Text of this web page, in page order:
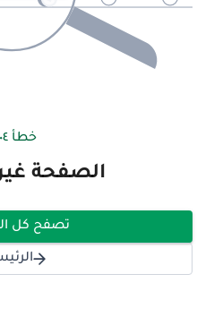
خطأ ٤٠٤
الصفحة
تصفح كل